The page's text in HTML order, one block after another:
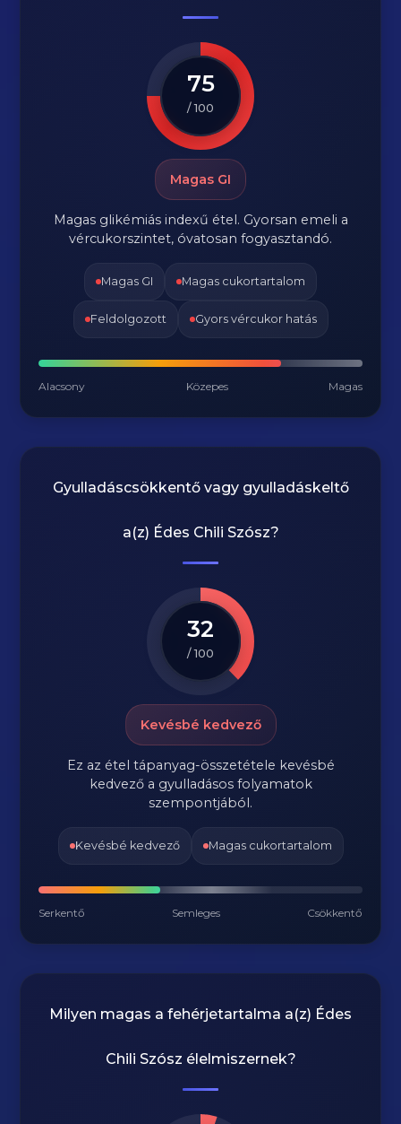
75
/ 100
Magas GI
Magas glikémiás indexű étel. Gyorsan emeli a
vércukorszintet, óvatosan fogyasztandó.
Magas GI Magas cukortartalom
Feldolgozott Gyors vércukor hatás
Alacsony Közepes Magas
Gyulladáscsökkentő vagy gyulladáskeltő
a(z) Édes Chili Szósz?
32
/ 100
Kevésbé kedvező
Ez az étel tápanyag-összetétele kevésbé
kedvező a gyulladásos folyamatok
szempontjából.
Kevésbé kedvező Magas cukortartalom
Serkentő Semleges Csökkentő
Milyen magas a fehérjetartalma a(z) Édes
Chili Szósz élelmiszernek?